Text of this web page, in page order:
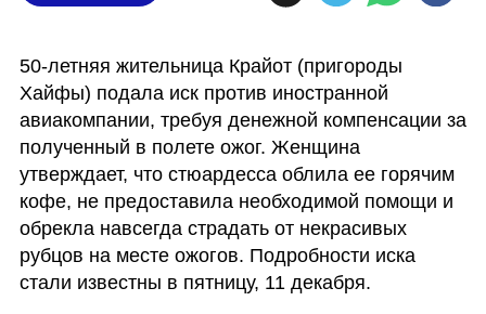
50-летняя жительница Крайот (пригороды
Хайфы) подала иск против иностранной
авиакомпании, требуя денежной компенсации за
полученный в полете ожог. Женщина
утверждает, что стюардесса облила ее горячим
кофе, не предоставила необходимой помощи и
обрекла навсегда страдать от некрасивых
рубцов на месте ожогов. Подробности иска
стали известны в пятницу, 11 декабря.